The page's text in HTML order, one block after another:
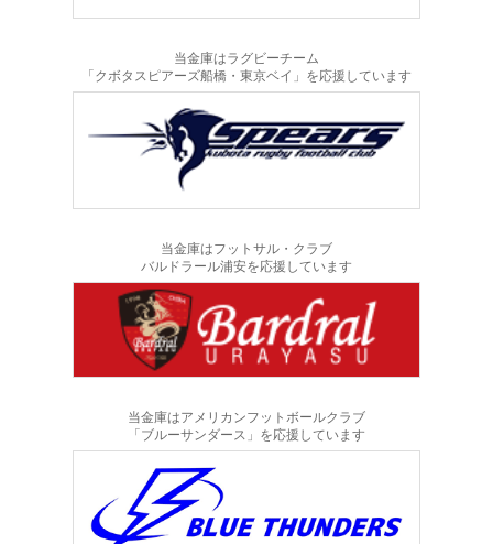
当金庫はラグビーチーム
「クボタスピアーズ船橋・東京ベイ」を応援しています
当金庫はフットサル・クラブ
バルドラール浦安を応援しています
当金庫はアメリカンフットボールクラブ
「ブルーサンダース」を応援しています